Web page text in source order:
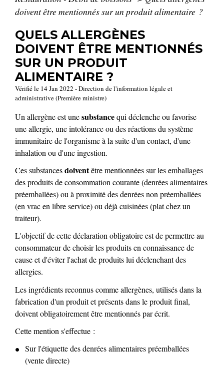
doivent être mentionnés sur un produit alimentaire ?
QUELS ALLERGÈNES
DOIVENT ÊTRE MENTIONNÉS
SUR UN PRODUIT
ALIMENTAIRE ?
Vérifié le 14 Jan 2022 - Direction de l'information légale et
administrative (Première ministre)
Un allergène est unesubstancequi déclenche ou favorise
une allergie, une intolérance ou des réactions du système
immunitaire de l'organisme à la suite d'un contact, d'une
inhalation ou d'une ingestion.
Ces substancesdoiventêtre mentionnées sur les emballages
des produits de consommation courante (denrées alimentaires
préemballées) ou à proximité des denrées non préemballées
(en vrac en libre service) ou déjà cuisinées (plat chez un
traiteur).
L'objectif de cette déclaration obligatoire est de permettre au
consommateur de choisir les produits en connaissance de
cause et d'éviter l'achat de produits lui déclenchant des
allergies.
Les ingrédients reconnus comme allergènes, utilisés dans la
fabrication d'un produit et présents dans le produit final,
doivent obligatoirement être mentionnés par écrit.
Cette mention s'effectue :
Sur l'étiquette des denrées alimentaires préemballées
(vente directe)